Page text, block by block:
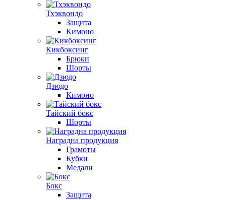
Тхэквондо
Защита
Кимоно
Кикбоксинг
Брюки
Шорты
Дзюдо
Кимоно
Тайский бокс
Шорты
Наградна продукция
Грамоты
Кубки
Медали
Бокс
Защита